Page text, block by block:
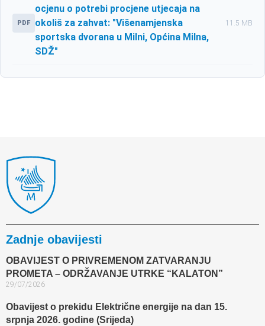
PDF
ocjenu o potrebi procjene utjecaja na
okoliš za zahvat: "Višenamjenska
sportska dvorana u Milni, Općina Milna,
SDŽ"
11.5 MB
Zadnje obavijesti
OBAVIJEST O PRIVREMENOM ZATVARANJU
PROMETA – ODRŽAVANJE UTRKE “KALATON”
29/07/2026
Obavijest o prekidu Električne energije na dan 15.
srpnja 2026. godine (Srijeda)